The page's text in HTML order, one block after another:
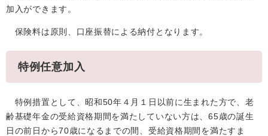
加入ができます。
保険料は原則、口座振替による納付となります。
特例任意加入
特例措置として、昭和50年４月１日以前に生まれた方で、老
齢基礎年金の受給資格期間を満たしていない方は、65歳の誕生
日の前日から70歳になるまでの間、受給資格期間を満たすま